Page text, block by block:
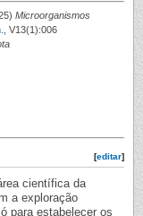
Microorganismos
, V13(1):006
[editar]
científica da
a exploração
para estabelecer os